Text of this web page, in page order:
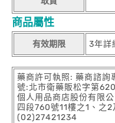
商品屬性
有效期限 3年詳
藥商許可執照: 藥商諮
號:北市衛藥販松字第
個人用品商店股份有限
四段760號11樓之1、之
(02)27421234